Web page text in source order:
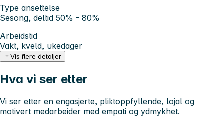
Type ansettelse
Sesong, deltid 50% - 80%
Arbeidstid
Vakt, kveld, ukedager
Vis flere detaljer
Hva vi ser etter
Vi ser etter en engasjerte, pliktoppfyllende, lojal og
motivert medarbeider med empati og ydmykhet.